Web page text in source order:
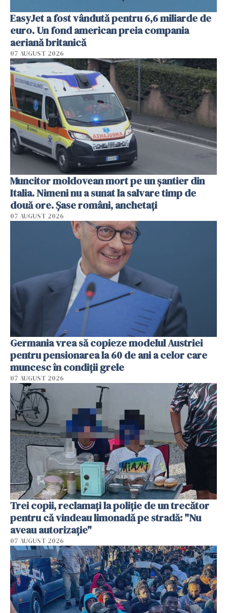
EasyJet a fost vândută pentru 6,6 miliarde de
euro. Un fond american preia compania
aeriană britanică
07 AUGUST 2026
Muncitor moldovean mort pe un șantier din
Italia. Nimeni nu a sunat la salvare timp de
două ore. Șase români, anchetați
07 AUGUST 2026
Germania vrea să copieze modelul Austriei
pentru pensionarea la 60 de ani a celor care
muncesc în condiții grele
07 AUGUST 2026
Trei copii, reclamați la poliție de un trecător
pentru că vindeau limonadă pe stradă: "Nu
aveau autorizație"
07 AUGUST 2026